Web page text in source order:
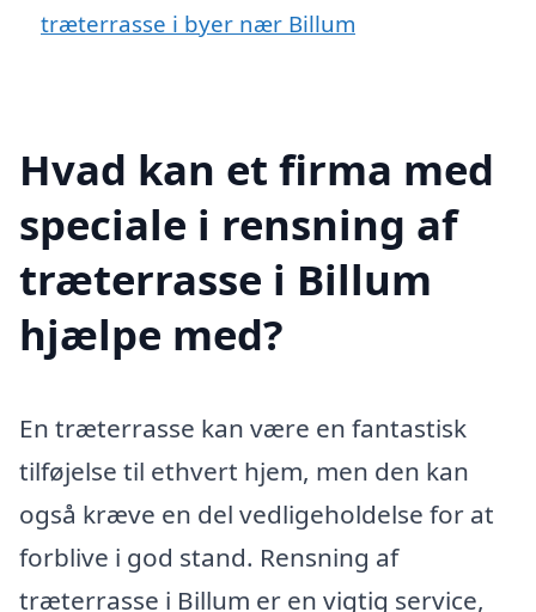
træterrasse i byer nær Billum
Hvad kan et firma med
speciale i rensning af
træterrasse i Billum
hjælpe med?
En træterrasse kan være en fantastisk
tilføjelse til ethvert hjem, men den kan
også kræve en del vedligeholdelse for at
forblive i god stand. Rensning af
træterrasse i Billum er en vigtig service,